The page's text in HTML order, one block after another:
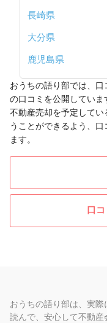
長崎県
大分県
鹿児島県
おうちの語り部では、
の口コミを公開していま
不動産売却を予定して
うことができるよう、
ます。
口
おうちの語り部は、実
読んで、安心して不動